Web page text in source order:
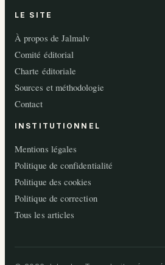
LE SITE
À propos de Jalmalv
Comité éditorial
Charte éditoriale
Sources et méthodologie
Contact
INSTITUTIONNEL
Mentions légales
Politique de confidentialité
Politique des cookies
Politique de correction
Tous les articles